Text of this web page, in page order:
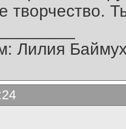
творчество.
Лилия